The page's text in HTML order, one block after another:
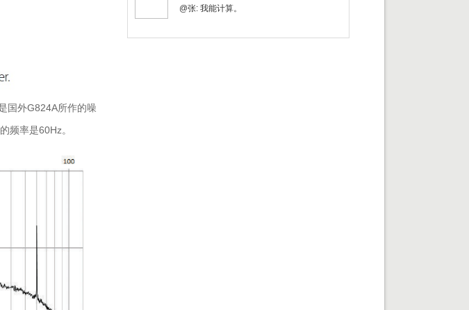
国外G824A所作的噪
频率是60Hz。
@张: 我能计算。